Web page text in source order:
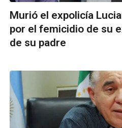
Murió el expolicía
por el femicidio de su
de su padre